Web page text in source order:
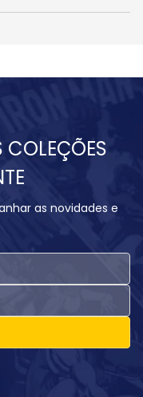
COLEÇÕES
as novidades e